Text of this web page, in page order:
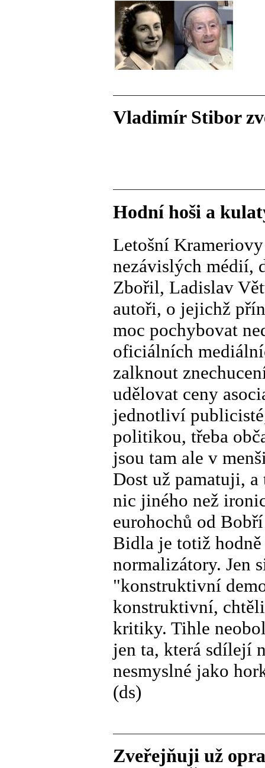
Vladimír Stibor
Hodní hoši a
Letošní
nezávislých médií,
Zbořil, Ladislav
autoři, o jejichž
moc pochybovat
oficiálních
zalknout
udělovat ceny
jednotliví
politikou, třeba
jsou tam ale v
Dost už pamatuji,
nic jiného než
eurohochů od
Bidla je totiž
normalizátory. Jen
"konstruktivní
konstruktivní,
kritiky. Tihle
jen ta, která sdílejí
nesmyslné jako
(ds)
Zveřejňuji už